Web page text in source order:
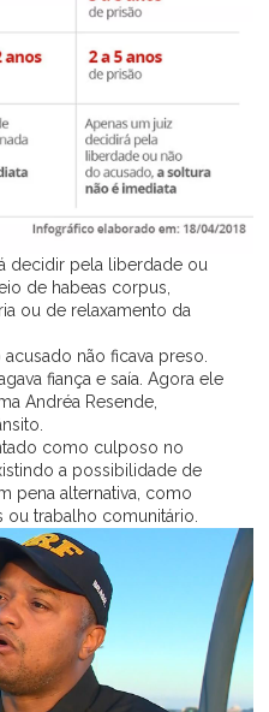
decidir pela liberdade ou
de habeas corpus,
ou de relaxamento da
não ficava preso.
fiança e saía. Agora ele
Andréa Resende,
como culposo no
a possibilidade de
pena alternativa, como
ou trabalho comunitário.